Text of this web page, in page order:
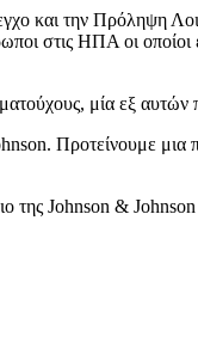
την Πρόληψη
στις ΗΠΑ οι
μία εξ
Προτείνουμε
Johnson &